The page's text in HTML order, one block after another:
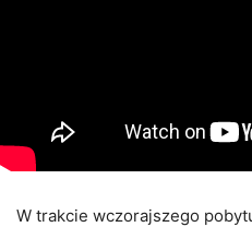
W trakcie wczorajszego